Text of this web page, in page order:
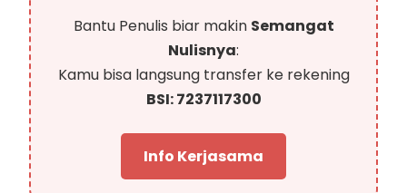
Bantu Penulis biar makin Semangat
Nulisnya:
Kamu bisa langsung transfer ke rekening
BSI: 7237117300
Info Kerjasama